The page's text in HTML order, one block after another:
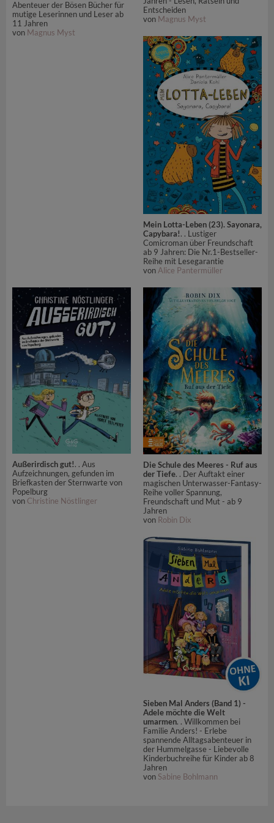
Abenteuer der Bösen Bücher für
mutige Leserinnen und Leser ab
11 Jahren
von Magnus Myst
Entscheiden
von Magnus Myst
Mein Lotta-Leben (23). Sayonara,
Capybara!. . Lustiger
Comicroman über Freundschaft
ab 9 Jahren: Die Nr.1-Bestseller-
Reihe mit Lesegarantie
von Alice Pantermüller
Außerirdisch gut!. . Aus
Aufzeichnungen, gefunden im
Briefkasten der Sternwarte von
Popelburg
von Christine Nöstlinger
Die Schule des Meeres - Ruf aus
der Tiefe. . Der Auftakt einer
magischen Unterwasser-Fantasy-
Reihe voller Spannung,
Freundschaft und Mut - ab 9
Jahren
von Robin Dix
Sieben Mal Anders (Band 1) -
Adele möchte die Welt
umarmen. . Willkommen bei
Familie Anders! - Erlebe
spannende Alltagsabenteuer in
der Hummelgasse - Liebevolle
Kinderbuchreihe für Kinder ab 8
Jahren
von Sabine Bohlmann